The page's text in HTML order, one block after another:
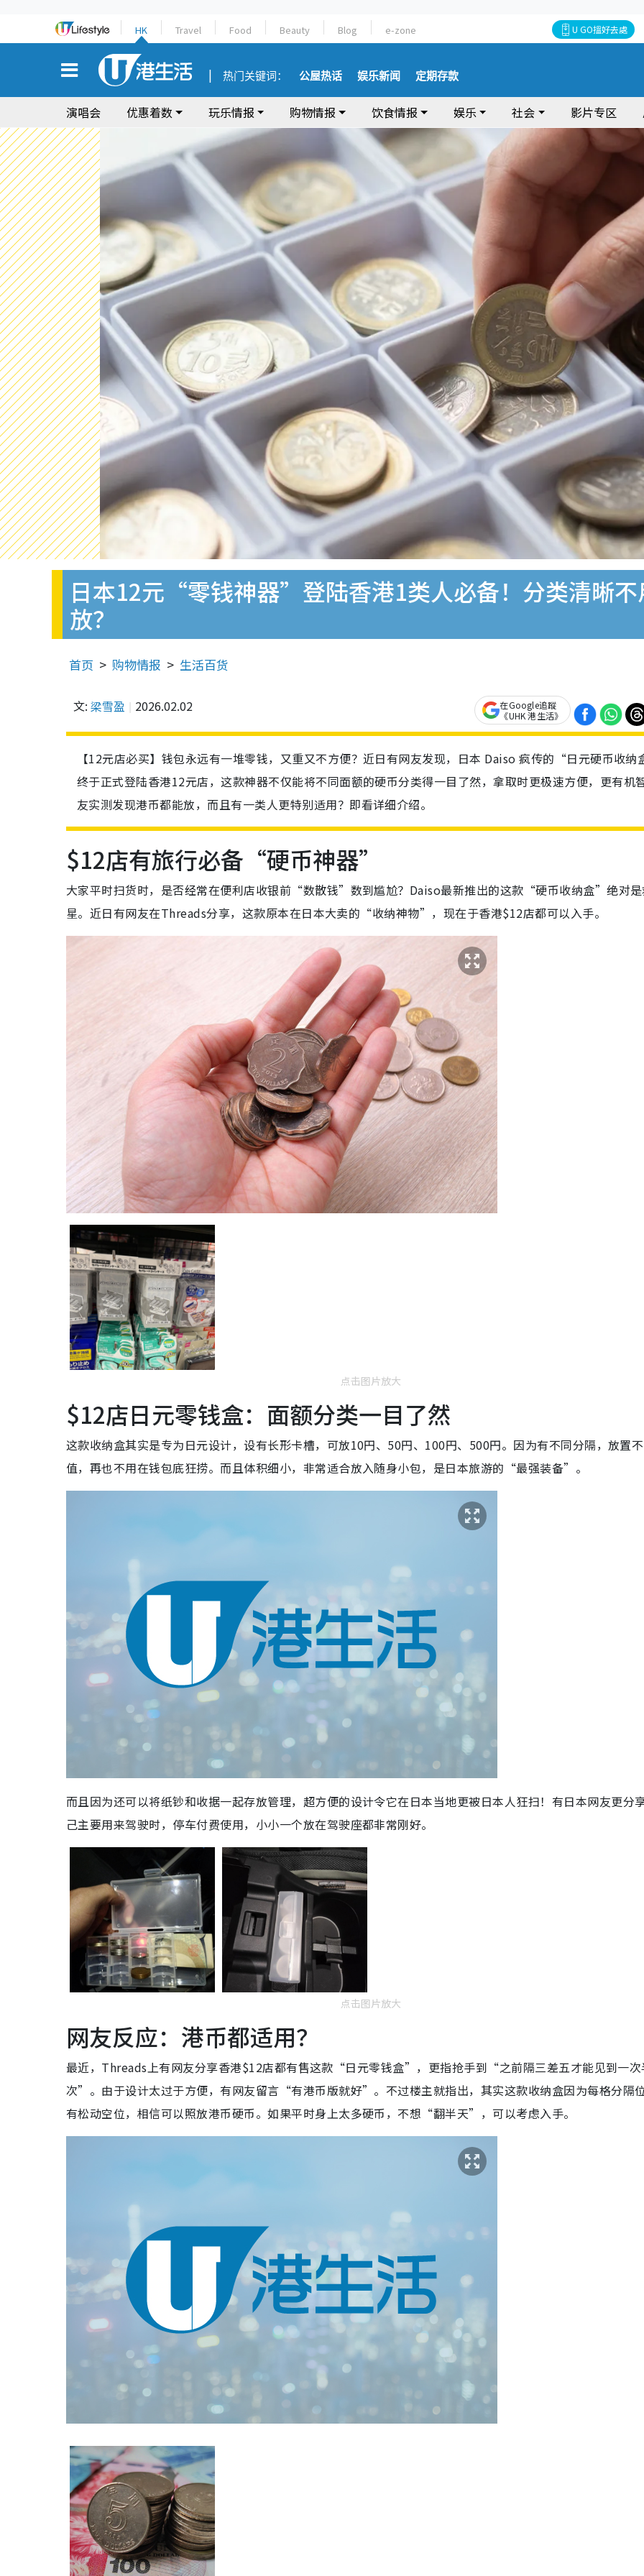
HK Travel Food Beauty Blog e-zone U GO搵好去處
热门关键词： 公屋热话 娱乐新闻 定期存款
演唱会 优惠着数 玩乐情报 购物情报 饮食情报 娱乐 社会 影片专区
日本12元“零钱神器”登陆香港1类人必备！分类清晰
放？
首页 购物情报 生活百货
文: 梁雪盈 2026.02.02
在Google追蹤
《UHK 港生活》
【12元店必买】钱包永远有一堆零钱，又重又不方便？近日有网友发现，日本 Daiso 疯传的“日元硬币收
终于正式登陆香港12元店，这款神器不仅能将不同面额的硬币分类得一目了然，拿取时更极速方便，更有机
友实测发现港币都能放，而且有一类人更特别适用？即看详细介绍。
$12店有旅行必备“硬币神器”
大家平时扫货时，是否经常在便利店收银前“数散钱”数到尴尬？Daiso最新推出的这款“硬币收纳盒”绝对
星。近日有网友在Threads分享，这款原本在日本大卖的“收纳神物”，现在于香港$12店都可以入手。
点击图片放大
$12店日元零钱盒：面额分类一目了然
这款收纳盒其实是专为日元设计，设有长形卡槽，可放10円、50円、100円、500円。因为有不同分隔，放置
值，再也不用在钱包底狂捞。而且体积细小，非常适合放入随身小包，是日本旅游的“最强装备”。
而且因为还可以将纸钞和收据一起存放管理，超方便的设计令它在日本当地更被日本人狂扫！有日本网友更分
己主要用来驾驶时，停车付费使用，小小一个放在驾驶座都非常刚好。
点击图片放大
网友反应：港币都适用？
最近，Threads上有网友分享香港$12店都有售这款“日元零钱盒”，更指抢手到“之前隔三差五才能见到一
次”。由于设计太过于方便，有网友留言“有港币版就好”。不过楼主就指出，其实这款收纳盒因为每格分隔
有松动空位，相信可以照放港币硬币。如果平时身上太多硬币，不想“翻半天”，可以考虑入手。